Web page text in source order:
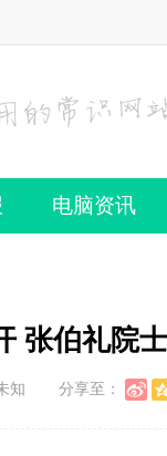
电脑资讯
张伯礼院
知 分享至：